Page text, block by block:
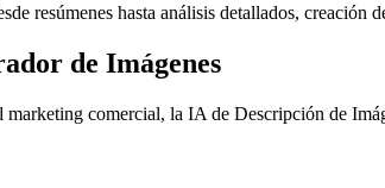
resúmenes hasta análisis detallados, creación
de Imágenes
marketing comercial, la IA de Descripción de